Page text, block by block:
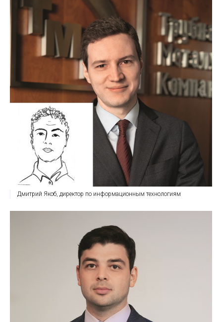
Дмитрий Якоб, директор по информационным технологиям